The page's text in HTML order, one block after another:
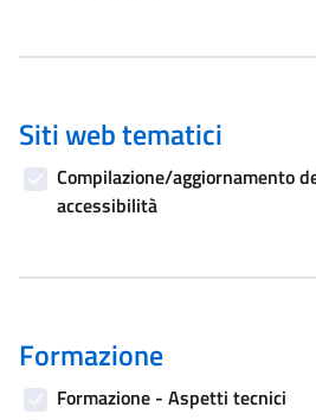
Siti web tematici
Compilazione/aggiornamento
accessibilità
Formazione
Formazione - Aspetti tecnici